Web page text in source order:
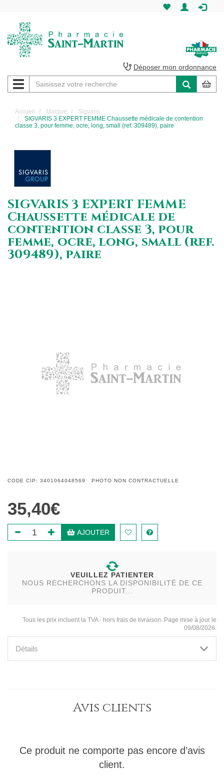
Martin
Pharmacie
Martin
Déposer mon ordonnance
Navigation
Accueil Marque
Sigvaris
SIGVARIS 3 EXPERT FEMME Chaussette médicale de contention
classe 3, pour femme, ocre, long, small (ref. 309489), paire
SIGVARIS 3 EXPERT FEMME
Chaussette médicale de
contention classe 3, pour
femme, ocre, long, small (ref.
309489), paire
CODE CIP: 3401064048569 PHOTO NON CONTRACTUELLE
35,40€
AJOUTER
VEUILLEZ PATIENTER
NOUS RECHERCHONS LA DISPONIBILITÉ DE CE
PRODUIT...
Tous les prix incluent la TVA - hors frais de livraison. Page mise à jour le
09/08/2026.
Détails
Avis clients
Ce produit ne comporte pas encore d’avis
client.